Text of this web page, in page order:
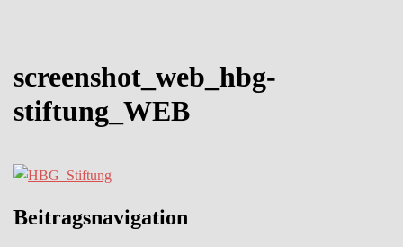
screenshot_web_hbg-
stiftung_WEB
Beitragsnavigation